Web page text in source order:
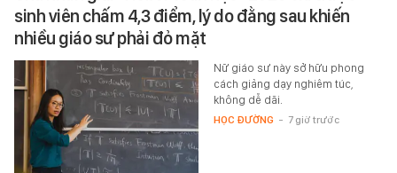
sinh viên chấm 4,3 điểm, lý do đằng sau khiến
nhiều giáo sư phải đỏ mặt
Nữ giáo sư này sở hữu phong
cách giảng dạy nghiêm túc,
không dễ dãi.
HỌC ĐƯỜNG - 7 giờ trước